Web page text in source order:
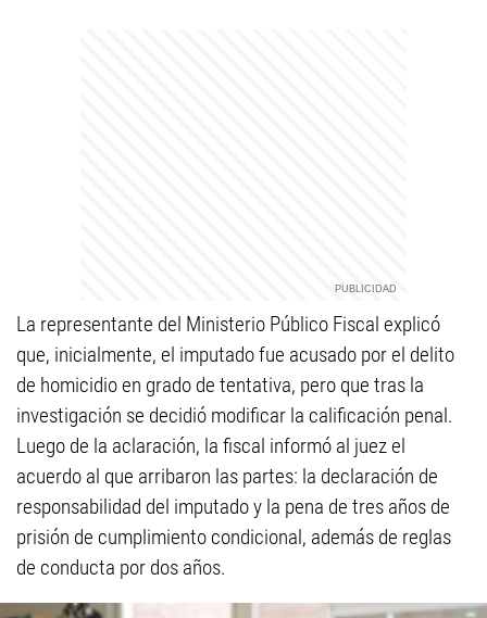
La representante del Ministerio Público Fiscal explicó
que, inicialmente, el imputado fue acusado por el delito
de homicidio en grado de tentativa, pero que tras la
investigación se decidió modificar la calificación penal.
Luego de la aclaración, la fiscal informó al juez el
acuerdo al que arribaron las partes: la declaración de
responsabilidad del imputado y la pena de tres años de
prisión de cumplimiento condicional, además de reglas
de conducta por dos años.